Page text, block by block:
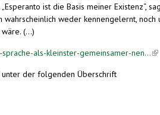
ist die Basis meiner Existenz“,
weder kennengelernt,
(...)
als-kleinster-gemeinsamer-nen...
unter der folgenden Überschrift